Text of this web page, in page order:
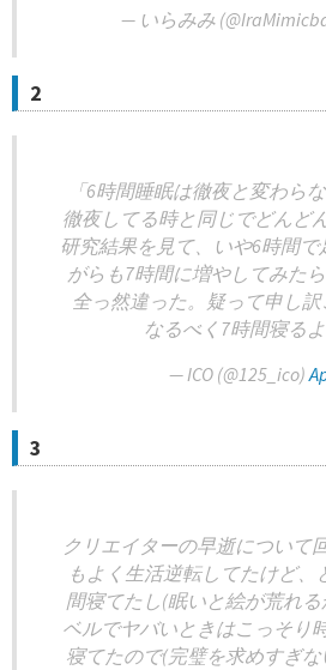
— いらみみ
2
「6時間睡眠は徹夜と変わら
徹夜してる時と同じでどんど
研究結果を見て、いや6時間
がらも7時間に増やしてみた
全っ然違った。疑って申し
なるべく7時間寝る
— ICO (@125_ico)
3
クリエイターの早逝について
もよく生活逆転してたけど
間寝てたし(眠いと絵が荒れ
ベルでヤバいときはこっそり
寝てたので(完璧を求めすぎ